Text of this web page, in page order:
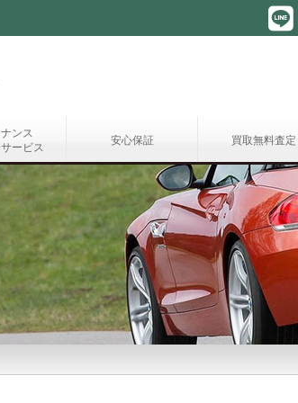
ンス
ービス
安心保証 買取無料査定